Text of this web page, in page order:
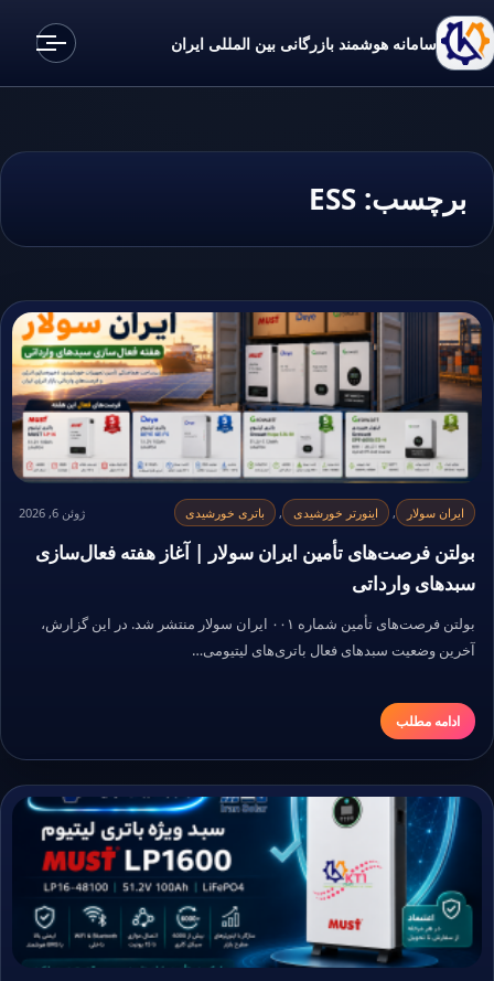
سامانه هوشمند بازرگانی بین المللی ایران
برچسب: ESS
ایران سولار , اینورتر خورشیدی , باتری خورشیدی ژوئن 6, 2026
بولتن فرصت‌های تأمین ایران سولار | آغاز هفته فعال‌سازی
سبدهای وارداتی
بولتن فرصت‌های تأمین شماره ۰۰۱ ایران سولار منتشر شد. در این گزارش،
آخرین وضعیت سبدهای فعال باتری‌های لیتیومی…
ادامه مطلب